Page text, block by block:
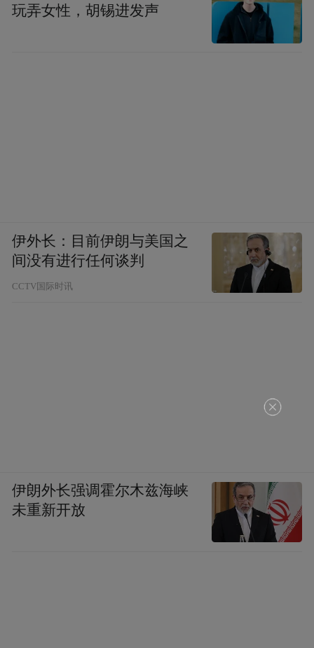
玩弄女性，胡锡进发声
伊外长：目前伊朗与美国之
间没有进行任何谈判
CCTV国际时讯
伊朗外长强调霍尔木兹海峡
未重新开放